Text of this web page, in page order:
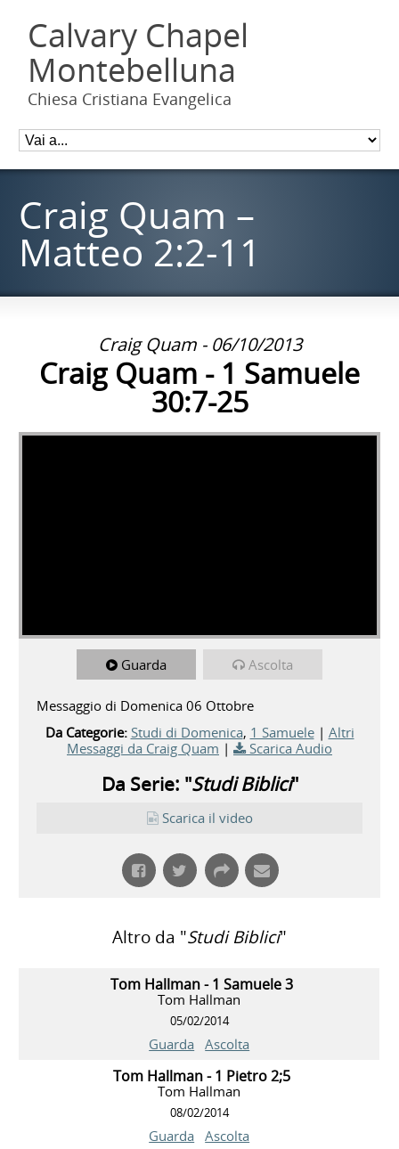
Calvary Chapel
Montebelluna
Chiesa Cristiana Evangelica
Craig Quam –
Matteo 2:2-11
Craig Quam - 06/10/2013
Craig Quam - 1 Samuele
30:7-25
Guarda Ascolta
Messaggio di Domenica 06 Ottobre
Da Categorie: Studi di Domenica, 1 Samuele| Altri
Messaggi da Craig Quam | Scarica Audio
Da Serie: "Studi Biblici"
Scarica il video
Altro da "Studi Biblici"
Tom Hallman - 1 Samuele 3
Tom Hallman
05/02/2014
Guarda Ascolta
Tom Hallman - 1 Pietro 2;5
Tom Hallman
08/02/2014
Guarda Ascolta